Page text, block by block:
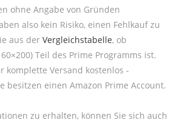
ohne Angabe von Gründen
also kein Risiko, einen Fehlkauf zu
aus der Vergleichstabelle, ob
Teil des Prime Programms ist.
komplette Versand kostenlos -
besitzen einen Amazon Prime Account.
zu erhalten, können Sie sich auch